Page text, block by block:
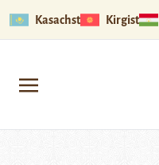
Kasachstan Kirgistan